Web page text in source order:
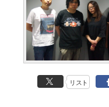
リスト